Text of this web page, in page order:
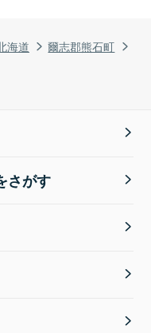
海道
爾志郡熊石町
さがす